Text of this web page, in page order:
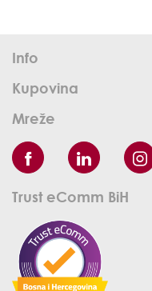
Info
Kupovina
Mreže
Trust eComm BiH